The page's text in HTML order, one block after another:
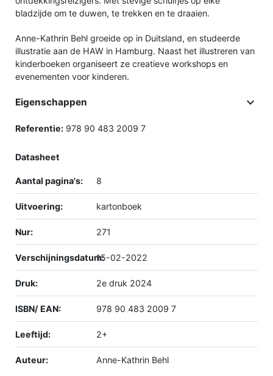
bladzijde om te duwen, te trekken en te draaien.
Anne-Kathrin Behl groeide op in Duitsland, en studeerde
illustratie aan de HAW in Hamburg. Naast het illustreren van
kinderboeken organiseert ze creatieve workshops en
evenementen voor kinderen.
Eigenschappen 
Referentie: 978 90 483 2009 7
Datasheet
Aantal pagina's: 8
Uitvoering: kartonboek
Nur: 271
Verschijningsdatum:15-02-2022
Druk: 2e druk 2024
ISBN/ EAN: 978 90 483 2009 7
Leeftijd: 2+
Auteur: Anne-Kathrin Behl